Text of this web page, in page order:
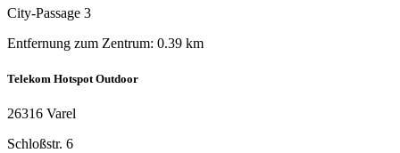
City-Passage 3
Entfernung zum Zentrum: 0.39 km
Telekom Hotspot Outdoor
26316 Varel
Schloßstr. 6